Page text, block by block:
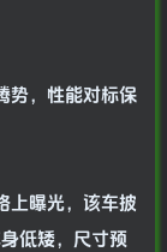
势，性能对标保
上曝光，该车披
低矮，尺寸预